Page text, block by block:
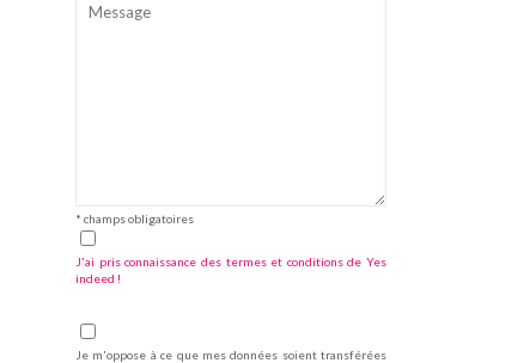
* champs obligatoires
J'ai pris connaissance des termes et conditions de Yes
indeed !
Je m'oppose à ce que mes données soient transférées